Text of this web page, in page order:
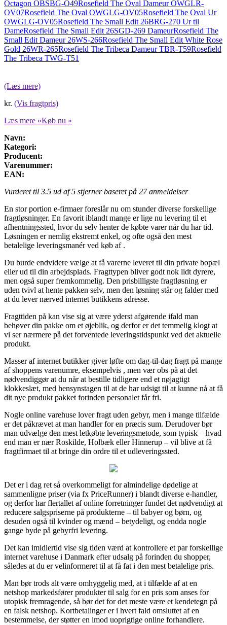
Octagon OBSBG-O49Rosefield The Oval Dameur OWGLR-
OV07Rosefield The Oval OWGLG-OV05Rosefield The Oval Ur
OWGLG-OV05Rosefield The Small Edit 26BRG-270 Ur til
DameRosefield The Small Edit 26SGD-269 DameurRosefield The
Small Edit Dameur 26WS-266Rosefield The Small Edit White Rose
Gold 26WR-265Rosefield The Tribeca Dameur TBR-T59Rosefield
The Tribeca TWG-T51
(Læs mere)
kr. (Vis fragtpris)
Læs mere »Køb nu »
Navn:
Kategori:
Producent:
Varenummer:
EAN:
Vurderet til 3.5 ud af 5 stjerner baseret på 27anmeldelser
En stor portion e-firmaer foreslår nu om stunder diverse forskellige
fragtløsninger. En favorit iblandt mange er lige nu levering til et
afhentningssted, hvor du selv henter de købte varer når du har tid.
Løsningen er nemlig ekstremt enkel, og ofte også den mest
betalelige leveringsmanér ved køb af .
Du burde endvidere vælge at få varerne leveret til din private bopæl
eller ud til din arbejdsplads. Fragttypen bliver godt nok lidt dyrere,
men også super fremkommelig. Den prisbilligste fragtløsning er
uden tvivl at hente pakken selv, men den løsning står og falder med
at du lever nærved internet butikkens adresse.
Fragttiden på kan vise sig at være yderst afgørende ifald man
behøver din pakke om et øjeblik, og derfor er det temmelig klogt at
vi ser nærmere på det forventede leveringstidspunkt ved det aktuelle
produkt.
Masser af internet butikker giver løfte om dag-til-dag fragt på mange
af shoppens varenumre, eksempelvis , men vær obs på at det
nødvendiggør at du når at bestille tidligere end et nøjagtigt
klokkeslæt, med hensynstagen til at de har udsigt til at kunne nå at få
dit nye produkt pakket forinden personalet får fri.
Nogle online varehuse lover fragt uden gebyr, men i mange tilfælde
er det påkrævet at man handler for en præcis sum. Derudover bør
man udvælge den mest letkøbte leveringsmetode, som typisk – hvad
end man er nær Roskilde, Holbæk eller Hinnerup – vil blive at få
fragtfirmaet til at bringe din ordre til et udleveringssted.
Det er i dag ret så overkommeligt for almindelige dødelige at
sammenligne priser (via fx PriceRunner) i blandt diverse e-handler,
og derfor har flertallet af online forretninger fundet det nødvendigt at
reducere salgspriserne på produkterne – til babyer og børn, og
desuden også til kvinder og mænd – betydeligt, og endda nogle
gange byde på gebyrfri levering.
Det kan imidlertid vise sig tiden værd at kontrollere et par forskellige
internet varehuse i Danmark efter udsalg på forinden du shopper,
således at du er velinformeret til at få fat i den mest betalelige pris.
Man bør trods alt være omhyggelig med, at i tilfælde af at en
netshop markedsfører produkter til salg for en pris som anses for
utopisk fremragende, så bør det for det meste være et kendetegn på
en falsk netshop. Kortbetalinger er i hvert fald omsluttet af en
bestemmelse, der støtter en imod uoprigtige online forhandlere.